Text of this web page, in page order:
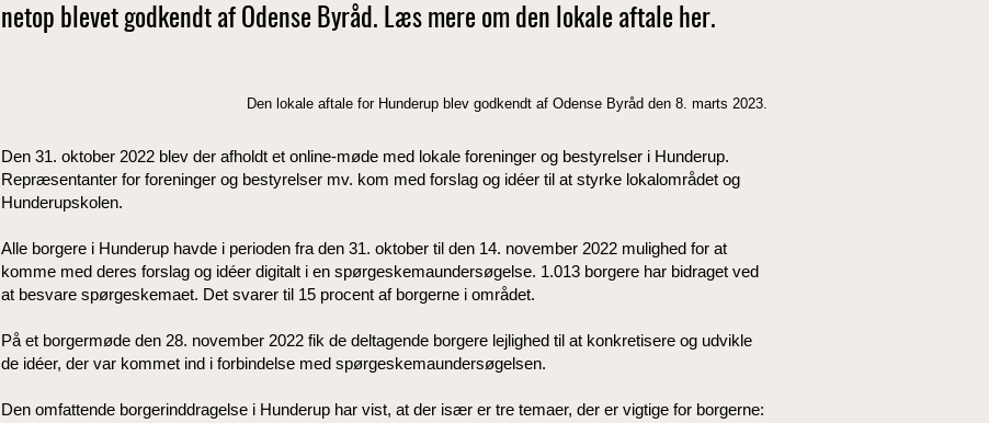
netop blevet godkendt af Odense Byråd. Læs mere om den lokale aftale her.
Den lokale aftale for Hunderup blev godkendt af Odense Byråd den 8. marts 2023.
Den 31. oktober 2022 blev der afholdt et online-møde med lokale foreninger og bestyrelser i Hunderup.
Repræsentanter for foreninger og bestyrelser mv. kom med forslag og idéer til at styrke lokalområdet og
Hunderupskolen.
Alle borgere i Hunderup havde i perioden fra den 31. oktober til den 14. november 2022 mulighed for at
komme med deres forslag og idéer digitalt i en spørgeskemaundersøgelse. 1.013 borgere har bidraget ved
at besvare spørgeskemaet. Det svarer til 15 procent af borgerne i området.
På et borgermøde den 28. november 2022 fik de deltagende borgere lejlighed til at konkretisere og udvikle
de idéer, der var kommet ind i forbindelse med spørgeskemaundersøgelsen.
Den omfattende borgerinddragelse i Hunderup har vist, at der især er tre temaer, der er vigtige for borgerne: